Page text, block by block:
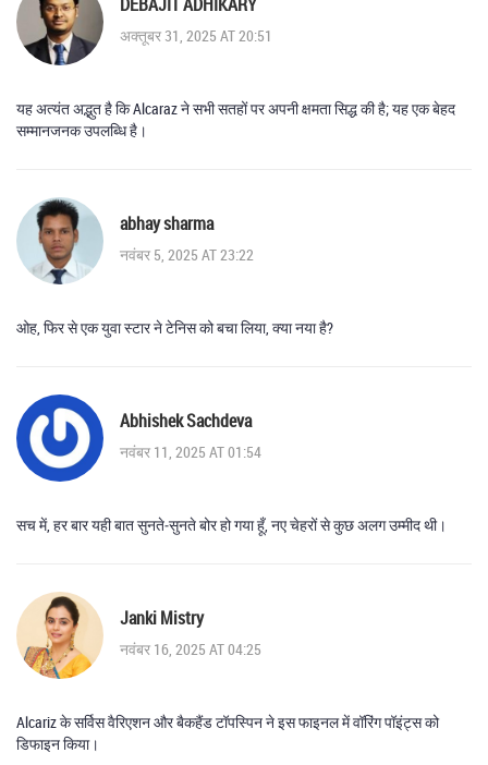
DEBAJIT ADHIKARY
अक्तूबर 31, 2025 AT 20:51
यह अत्यंत अद्भुत है कि Alcaraz ने सभी सतहों पर अपनी क्षमता सिद्ध की है; यह एक बेहद
सम्मानजनक उपलब्धि है।
abhay sharma
नवंबर 5, 2025 AT 23:22
ओह, फिर से एक युवा स्टार ने टेनिस को बचा लिया, क्या नया है?
Abhishek Sachdeva
नवंबर 11, 2025 AT 01:54
सच में, हर बार यही बात सुनते‑सुनते बोर हो गया हूँ, नए चेहरों से कुछ अलग उम्मीद थी।
Janki Mistry
नवंबर 16, 2025 AT 04:25
Alcariz के सर्विस वैरिएशन और बैकहैंड टॉपस्पिन ने इस फाइनल में वॉरिंग पॉइंट्स को
डिफाइन किया।